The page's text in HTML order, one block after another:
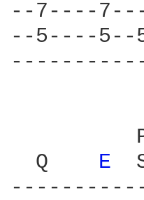
--7----
--5----5--
  Q
E